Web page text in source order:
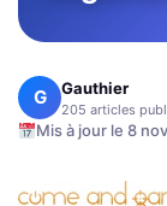
G Gauthier
205 articles
Mis à jour le 8